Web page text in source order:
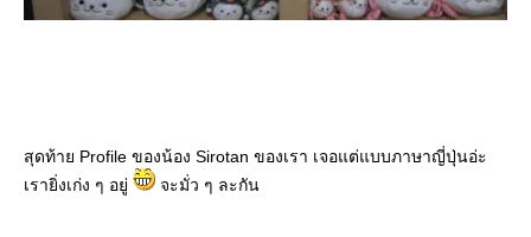
สุดท้าย Profile ของน้อง Sirotan ของเรา เจอแต่แบบภาษาญี่ปุ่นอ่ะ
เรายิ่งเก่ง ๆ อยู่
จะมั่ว ๆ ละกัน